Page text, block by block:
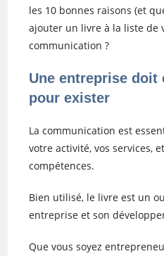
les 10 bonnes raisons (et
ajouter un livre à la liste de
communication ?
Une entreprise doit
pour exister
La communication est
votre activité, vos services,
compétences.
Bien utilisé, le livre est un
entreprise et son
Que vous soyez